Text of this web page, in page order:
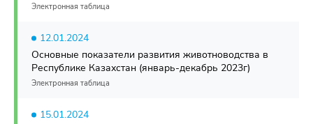
Электронная таблица
12.01.2024
Основные показатели развития животноводства в
Республике Казахстан (январь-декабрь 2023г)
Электронная таблица
15.01.2024